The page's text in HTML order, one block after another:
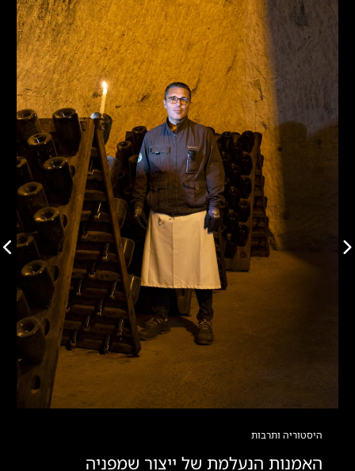
היסטוריה ותרבות
האמנות הנעלמת של ייצור שמפניה